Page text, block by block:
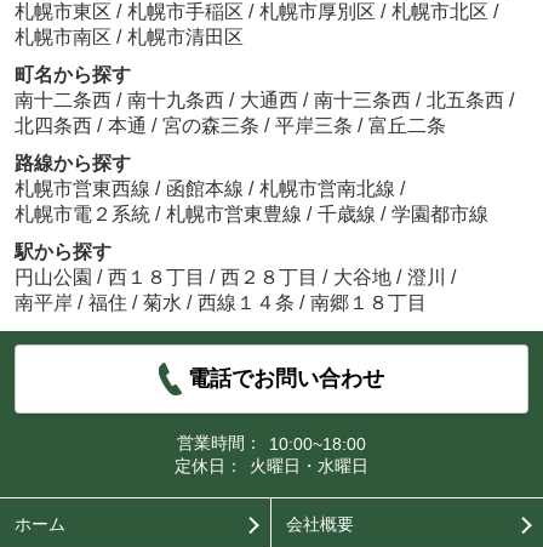
札幌市東区 / 札幌市手稲区 / 札幌市厚別区 / 札幌市北区 /
札幌市南区 / 札幌市清田区
町名から探す
南十二条西 / 南十九条西 / 大通西 / 南十三条西 / 北五条西 /
北四条西 / 本通 / 宮の森三条 / 平岸三条 / 富丘二条
路線から探す
札幌市営東西線 / 函館本線 / 札幌市営南北線 /
札幌市電２系統 / 札幌市営東豊線 / 千歳線 / 学園都市線
駅から探す
円山公園 / 西１８丁目 / 西２８丁目 / 大谷地 / 澄川
/
南平岸 / 福住 / 菊水 / 西線１４条 / 南郷１８丁目
電話でお問い合わせ
営業時間：
10:00~18:00
定休日：
火曜日・水曜日
ホーム 会社概要